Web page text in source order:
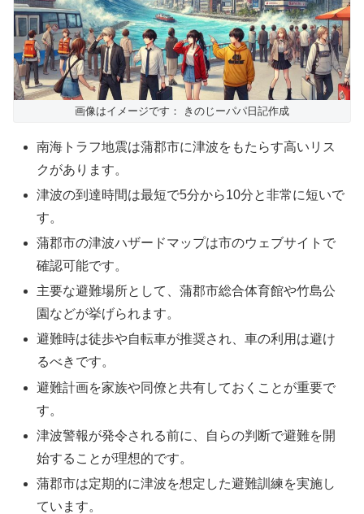
画像はイメージです： きのじーパパ日記作成
南海トラフ地震は蒲郡市に津波をもたらす高いリス
クがあります。
津波の到達時間は最短で5分から10分と非常に短いで
す。
蒲郡市の津波ハザードマップは市のウェブサイトで
確認可能です。
主要な避難場所として、蒲郡市総合体育館や竹島公
園などが挙げられます。
避難時は徒歩や自転車が推奨され、車の利用は避け
るべきです。
避難計画を家族や同僚と共有しておくことが重要で
す。
津波警報が発令される前に、自らの判断で避難を開
始することが理想的です。
蒲郡市は定期的に津波を想定した避難訓練を実施し
ています。